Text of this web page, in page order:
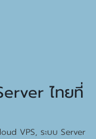
ไทยที่
VPS, ระบบ Server